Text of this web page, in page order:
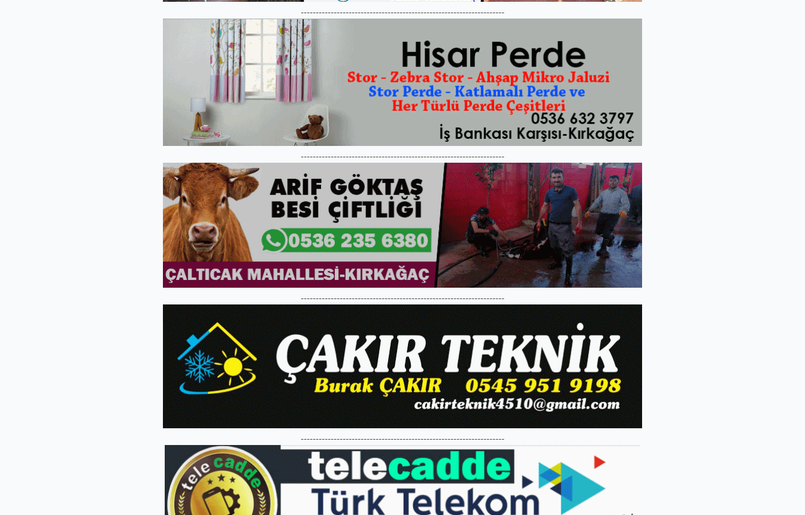
--------------------------------------------------------------------
--------------------------------------------------------------------
--------------------------------------------------------------------
--------------------------------------------------------------------